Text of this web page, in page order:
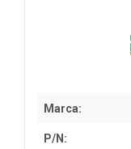
Marca:
P/N: